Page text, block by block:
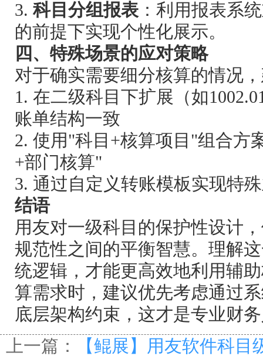
3. 科目分组报表 ：利用报表系
的前提下实现个性化展示。
四、特殊场景的应对策略
对于确实需要细分核算的情况
1. 在二级科目下扩展（如
账单结构一致
2. 使用"科目+核算项目"组合方
+部门核算"
3. 通过自定义转账模板实现特
结语
用友对一级科目的保护性设计
规范性之间的平衡智慧。理解
统逻辑，才能更高效地利用辅
算需求时，建议优先考虑通过
底层架构约束，这才是专业财
上一篇：
【鲲展】用友软件科目